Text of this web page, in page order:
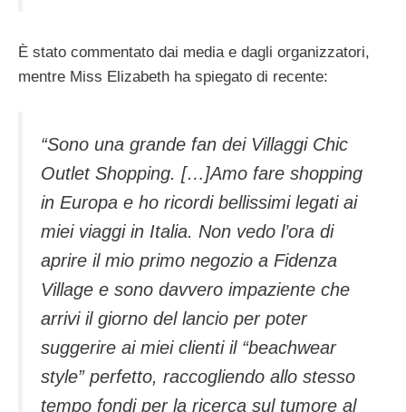
È stato commentato dai media e dagli organizzatori,
mentre Miss Elizabeth ha spiegato di recente:
“Sono una grande fan dei Villaggi Chic
Outlet Shopping. […]Amo fare shopping
in Europa e ho ricordi bellissimi legati ai
miei viaggi in Italia. Non vedo l’ora di
aprire il mio primo negozio a Fidenza
Village e sono davvero impaziente che
arrivi il giorno del lancio per poter
suggerire ai miei clienti il “beachwear
style” perfetto, raccogliendo allo stesso
tempo fondi per la ricerca sul tumore al